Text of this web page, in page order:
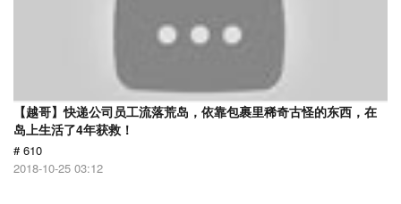
【越哥】快递公司员工流落荒岛，依靠包裹里稀奇古怪的东西，在
岛上生活了4年获救！
# 610
2018-10-25 03:12